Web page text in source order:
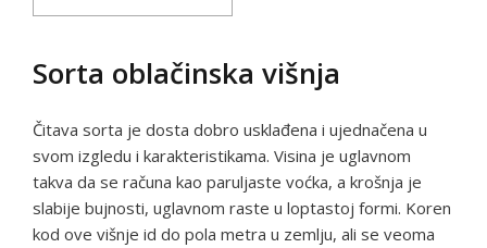
Sorta oblačinska višnja
Čitava sorta je dosta dobro usklađena i ujednačena u
svom izgledu i karakteristikama. Visina je uglavnom
takva da se računa kao paruljaste voćka, a krošnja je
slabije bujnosti, uglavnom raste u loptastoj formi. Koren
kod ove višnje id do pola metra u zemlju, ali se veoma